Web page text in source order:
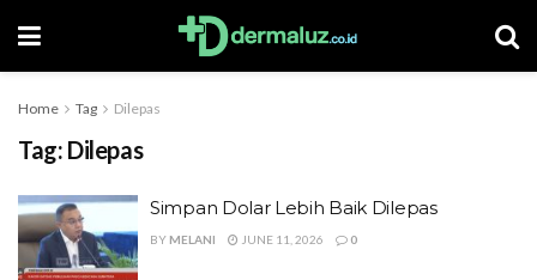
Home Tag Dilepas
Tag: Dilepas
Simpan Dolar Lebih Baik Dilepas
BY MELANI JUNE 11, 2026 0